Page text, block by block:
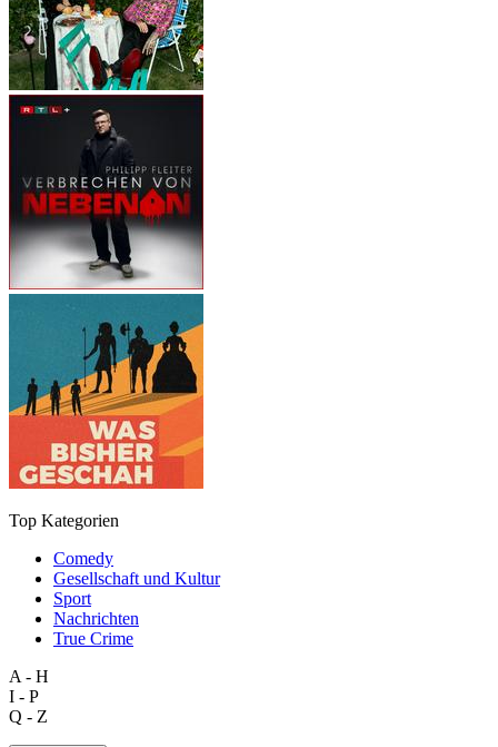
Top Kategorien
Comedy
Gesellschaft und Kultur
Sport
Nachrichten
True Crime
A - H
I - P
Q - Z